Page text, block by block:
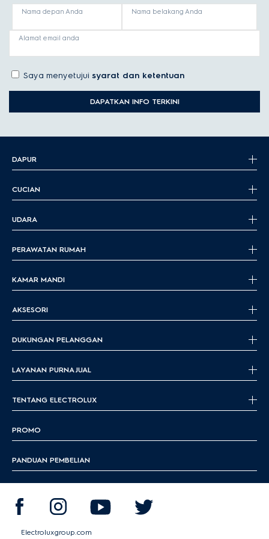
Nama depan Anda Nama belakang Anda
Alamat email anda
Saya menyetujui syarat dan ketentuan
DAPATKAN INFO TERKINI
DAPUR
CUCIAN
UDARA
PERAWATAN RUMAH
KAMAR MANDI
AKSESORI
DUKUNGAN PELANGGAN
LAYANAN PURNA JUAL
TENTANG ELECTROLUX
PROMO
PANDUAN PEMBELIAN
Electroluxgroup.com